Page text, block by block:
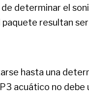
determinar el
resultan
hasta una
acuático no debe